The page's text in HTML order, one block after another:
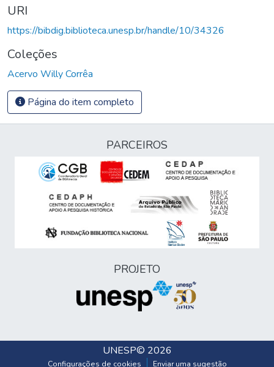
URI
https://bibdig.biblioteca.unesp.br/handle/10/34326
Coleções
Acervo Willy Corrêa
Página do item completo
PARCEIROS
PROJETO
UNESP© 2026
Configurações de cookies Enviar uma sugestão